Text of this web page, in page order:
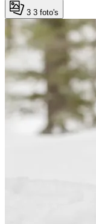
3 3 foto's